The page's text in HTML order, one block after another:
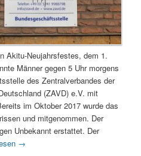
Akitu-Neujahrsfestes, dem 1.
Männer gegen 5 Uhr morgens
des Zentralverbandes der
(ZAVD) e.V. mit
im Oktober 2017 wurde das
und mitgenommen. Der
Unbekannt erstattet. Der
→